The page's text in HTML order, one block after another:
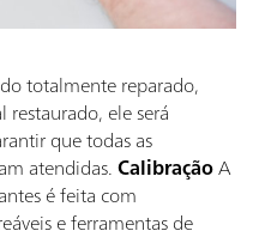
totalmente reparado,
ele será
que todas as
atendidas.CalibraçãoA
é feita com
e ferramentas de